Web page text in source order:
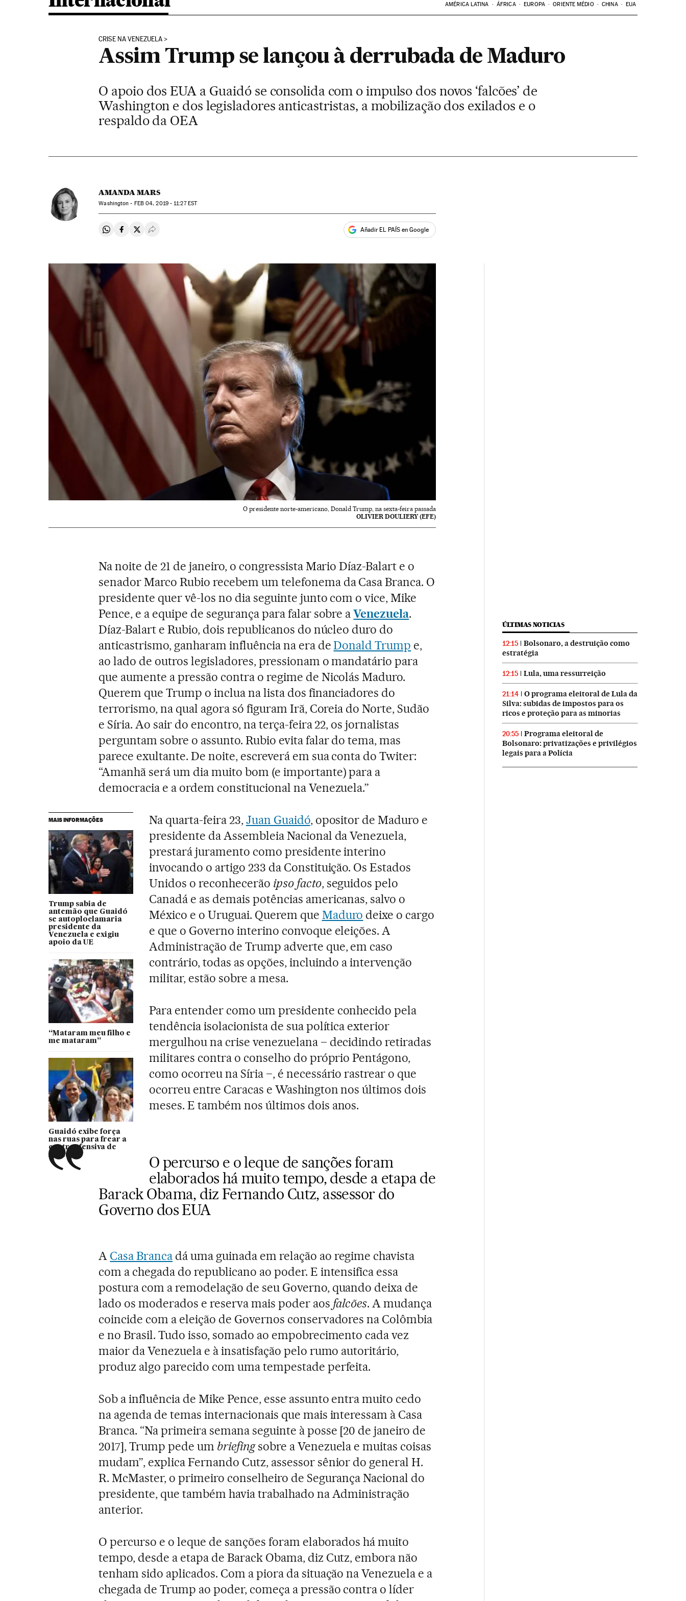
AMÉRICA LATINA ÁFRICA EUROPA ORIENTE MÉDIO CHINA EUA
CRISE NA VENEZUELA
Assim Trump se lançou à derrubada de Maduro
O apoio dos EUA a Guaidó se consolida com o impulso dos novos ‘falcões’ de
Washington e dos legisladores anticastristas, a mobilização dos exilados e o
respaldo da OEA
AMANDA MARS
Washington - FEB04, 2019 - 11:27EST
Compartir en Whatsapp
Compartir en Facebook
Compartir en Twitter
Desplegar Redes Sociales Añadir EL PAÍS en Google
O presidente norte-americano, Donald Trump, na sexta-feira passada
OLIVIER DOULIERY (EFE)
Na noite de 21 de janeiro, o congressista Mario Díaz-Balart e o
senador Marco Rubio recebem um telefonema da Casa Branca. O
presidente quer vê-los no dia seguinte junto com o vice, Mike
Pence, e a equipe de segurança para falar sobre aVenezuela.
Díaz-Balart e Rubio, dois republicanos do núcleo duro do
anticastrismo, ganharam influência na era deDonald Trump e,
ao lado de outros legisladores, pressionam o mandatário para
que aumente a pressão contra o regime de Nicolás Maduro.
Querem que Trump o inclua na lista dos financiadores do
terrorismo, na qual agora só figuram Irã, Coreia do Norte, Sudão
e Síria. Ao sair do encontro, na terça-feira 22, os jornalistas
perguntam sobre o assunto. Rubio evita falar do tema, mas
parece exultante. De noite, escreverá em sua conta do Twiter:
“Amanhã será um dia muito bom (e importante) para a
democracia e a ordem constitucional na Venezuela.”
MAIS INFORMAÇÕES
Trump sabia de
antemão que Guaidó
se autoploclamaria
presidente da
Venezuela e exigiu
apoio da UE
“Mataram meu filho e
me mataram”
Guaidó exibe força
nas ruas para frear a
contraofensiva de
Maduro
Na quarta-feira 23,Juan Guaidó, opositor de Maduro e
presidente da Assembleia Nacional da Venezuela,
prestará juramento como presidente interino
invocando o artigo 233 da Constituição. Os Estados
Unidos o reconhecerão ipso facto, seguidos pelo
Canadá e as demais potências americanas, salvo o
México e o Uruguai. Querem que Maduro deixe o cargo
e que o Governo interino convoque eleições. A
Administração de Trump adverte que, em caso
contrário, todas as opções, incluindo a intervenção
militar, estão sobre a mesa.
Para entender como um presidente conhecido pela
tendência isolacionista de sua política exterior
mergulhou na crise venezuelana – decidindo retiradas
militares contra o conselho do próprio Pentágono,
como ocorreu na Síria –, é necessário rastrear o que
ocorreu entre Caracas e Washington nos últimos dois
meses. E também nos últimos dois anos.
O percurso e o leque de sanções foram
elaborados há muito tempo, desde a etapa de
Barack Obama, diz Fernando Cutz, assessor do
Governo dos EUA
A Casa Branca dá uma guinada em relação ao regime chavista
com a chegada do republicano ao poder. E intensifica essa
postura com a remodelação de seu Governo, quando deixa de
lado os moderados e reserva mais poder aos falcões. A mudança
coincide com a eleição de Governos conservadores na Colômbia
e no Brasil. Tudo isso, somado ao empobrecimento cada vez
maior da Venezuela e à insatisfação pelo rumo autoritário,
produz algo parecido com uma tempestade perfeita.
Sob a influência de Mike Pence, esse assunto entra muito cedo
na agenda de temas internacionais que mais interessam à Casa
Branca. “Na primeira semana seguinte à posse [20 de janeiro de
2017], Trump pede um briefingsobre a Venezuela e muitas coisas
mudam”, explica Fernando Cutz, assessor sênior do general H.
R. McMaster, o primeiro conselheiro de Segurança Nacional do
presidente, que também havia trabalhado na Administração
anterior.
O percurso e o leque de sanções foram elaborados há muito
tempo, desde a etapa de Barack Obama, diz Cutz, embora não
tenham sido aplicados. Com a piora da situação na Venezuela e a
chegada de Trump ao poder, começa a pressão contra o líder
ÚLTIMAS NOTICIAS
12:15
Bolsonaro, a destruição como
estratégia
12:15 Lula, uma ressurreição
21:14
O programa eleitoral de Lula da
Silva: subidas de impostos para os
ricos e proteção para as minorias
20:55
Programa eleitoral de
Bolsonaro: privatizações e privilégios
legais para a Polícia